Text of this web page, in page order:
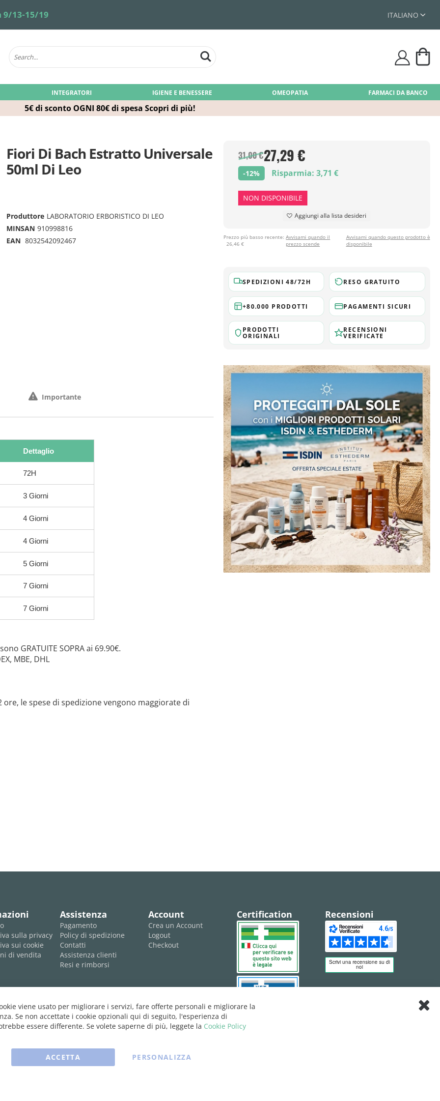
5€ di sconto OGNI 80€ di spesa Scopri di più!
9/13-15/19 ITALIANO
user
INTEGRATORI IGIENE E BENESSERE OMEOPATIA FARMACI DA BANCO
Fiori Di Bach Estratto Universale
50ml Di Leo
31,00 €27,29 €
-12% Risparmia: 3,71 €
NON DISPONIBILE
Aggiungi alla lista desideri
Prezzo più basso recente:
26,46 €
Avvisami quando il
prezzo scende
Avvisami quando questo prodotto è
disponibile
SPEDIZIONI 48/72H RESO GRATUITO
+80.000 PRODOTTI PAGAMENTI SICURI
PRODOTTI
ORIGINALI
RECENSIONI
VERIFICATE
Produttore LABORATORIO ERBORISTICO DI LEO
MINSAN 910998816
EAN 8032542092467
Dettaglio
72H
3 Giorni
4 Giorni
4 Giorni
5 Giorni
7 Giorni
7 Giorni
GRATUITE SOPRA ai 69.90€.
MBE, DHL
ore, le spese di spedizione vengono maggiorate di
Importante
sulla privacy
sui cookie
di vendita
Assistenza
Pagamento
Policy di spedizione
Contatti
Assistenza clienti
Resi e rimborsi
Account
Crea un Account
Logout
Checkout
Certification Recensioni
viene usato per migliorare i servizi, fare offerte personali e migliorare la
Se non accettate i cookie opzionali qui di seguito, l'esperienza di
essere differente. Se volete saperne di più, leggete la Cookie Policy
ACCETTA PERSONALIZZA